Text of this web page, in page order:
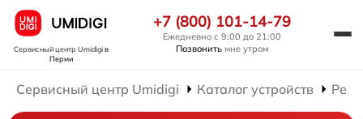
Сервисный центр Umidigiв
Перми
+7 (800) 101-14-79
Ежедневно с 9:00 до 21:00
Позвонить мне утром
Сервисный центр Umidigi Каталог устройств